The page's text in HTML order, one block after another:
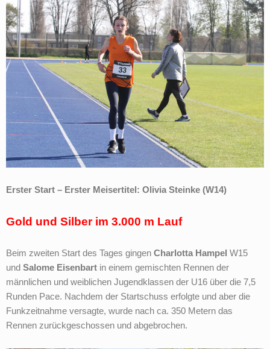
Erster Start – Erster Meisertitel: Olivia Steinke (W14)
Gold und Silber im 3.000 m Lauf
Beim zweiten Start des Tages gingen Charlotta Hampel W15
und Salome Eisenbart in einem gemischten Rennen der
männlichen und weiblichen Jugendklassen der U16 über die 7,5
Runden Pace. Nachdem der Startschuss erfolgte und aber die
Funkzeitnahme versagte, wurde nach ca. 350 Metern das
Rennen zurückgeschossen und abgebrochen.